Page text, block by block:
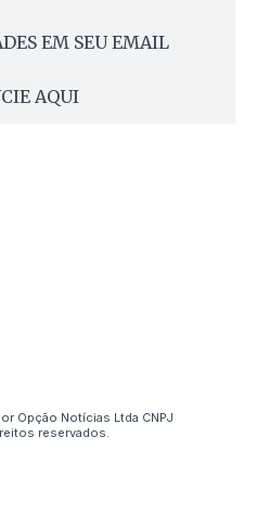
EM SEU EMAIL
AQUI
Opção Notícias Ltda CNPJ
reservados.